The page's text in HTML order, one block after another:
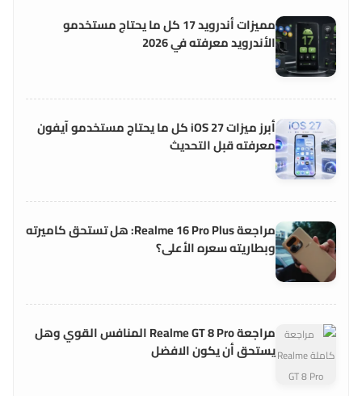
مميزات أندرويد 17 كل ما يحتاج مستخدمو
الأندرويد معرفته في 2026
أبرز ميزات iOS 27 كل ما يحتاج مستخدمو آيفون
معرفته قبل التحديث
مراجعة Realme 16 Pro Plus: هل تستحق كاميرته
وبطاريته سعره الأعلى؟
مراجعة Realme GT 8 Pro المنافس القوي وهل
يستحق أن يكون الافضل